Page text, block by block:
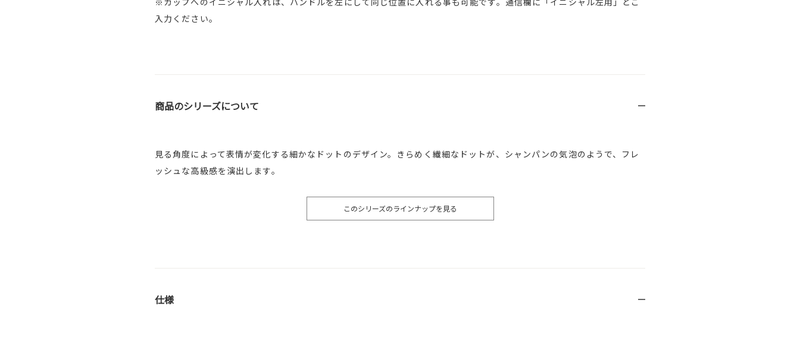
入力ください。
商品のシリーズについて
見る角度によって表情が変化する細かなドットのデザイン。きらめく繊細なドットが、シャンパンの気泡のようで、フレ
ッシュな高級感を演出します。
このシリーズのラインナップを見る
仕様